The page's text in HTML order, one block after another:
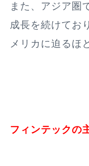
また、アジア圏
成長を続けてお
メリカに迫るほ
フィンテックの